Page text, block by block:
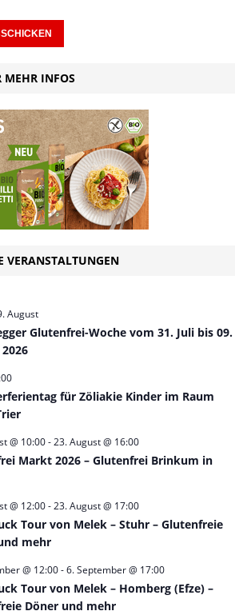
MEHR INFOS
VERANSTALTUNGEN
August
Glutenfrei-Woche vom 31. Juli bis 09.
für Zöliakie Kinder im Raum
@ 10:00-23. August @ 16:00
Markt 2026 – Glutenfrei Brinkum in
@ 12:00-23. August @ 17:00
Tour von Melek – Stuhr – Glutenfreie
mehr
@ 12:00-6. September @ 17:00
Tour von Melek – Homberg (Efze) –
Döner und mehr